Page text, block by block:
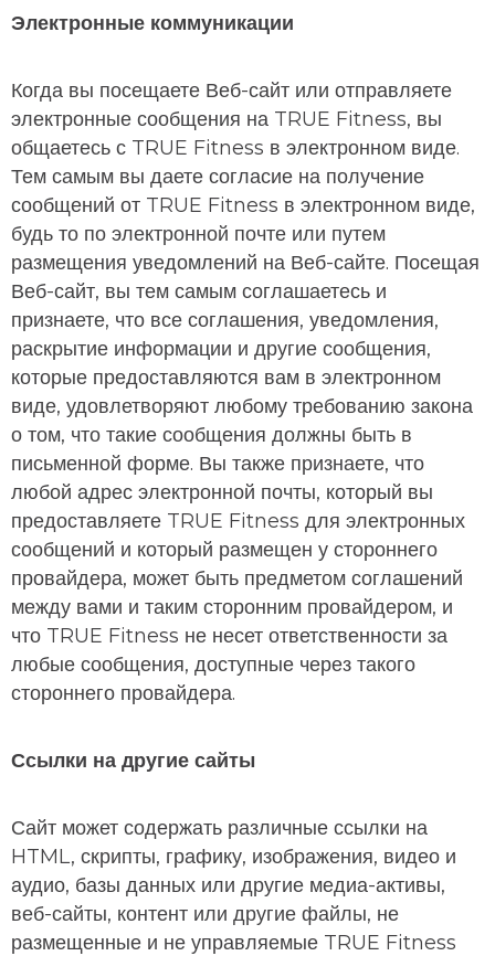
Электронные коммуникации
Когда вы посещаете Веб-сайт или отправляете
электронные сообщения на TRUE Fitness, вы
общаетесь с TRUE Fitness в электронном виде.
Тем самым вы даете согласие на получение
сообщений от TRUE Fitness в электронном виде,
будь то по электронной почте или путем
размещения уведомлений на Веб-сайте. Посещая
Веб-сайт, вы тем самым соглашаетесь и
признаете, что все соглашения, уведомления,
раскрытие информации и другие сообщения,
которые предоставляются вам в электронном
виде, удовлетворяют любому требованию закона
о том, что такие сообщения должны быть в
письменной форме. Вы также признаете, что
любой адрес электронной почты, который вы
предоставляете TRUE Fitness для электронных
сообщений и который размещен у стороннего
провайдера, может быть предметом соглашений
между вами и таким сторонним провайдером, и
что TRUE Fitness не несет ответственности за
любые сообщения, доступные через такого
стороннего провайдера.
Ссылки на другие сайты
Сайт может содержать различные ссылки на
HTML, скрипты, графику, изображения, видео и
аудио, базы данных или другие медиа-активы,
веб-сайты, контент или другие файлы, не
размещенные и не управляемые TRUE Fitness